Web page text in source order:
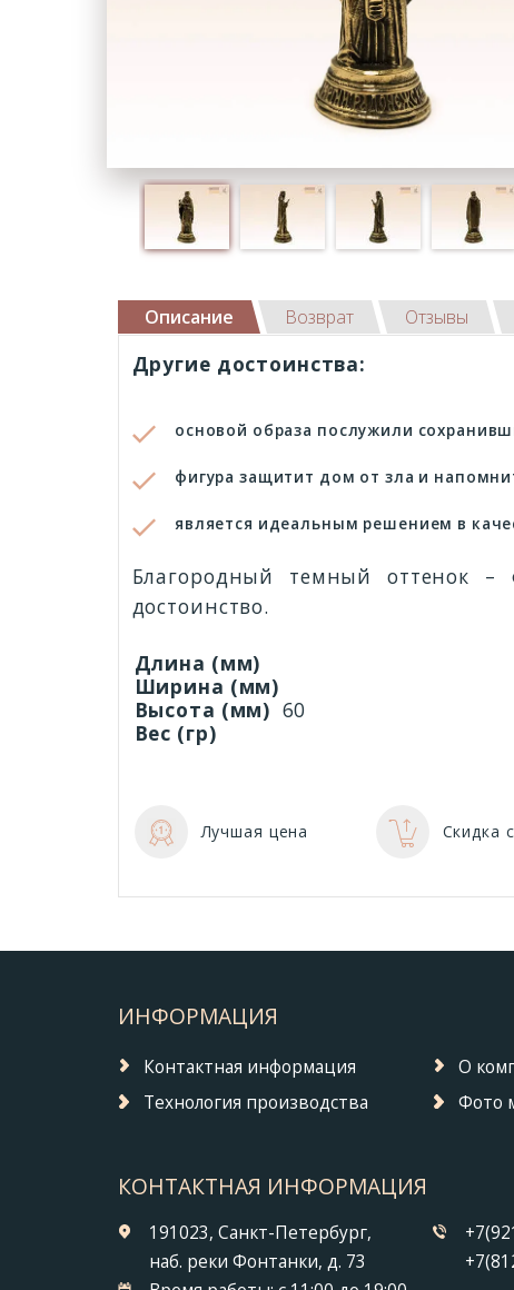
Описание Возврат Отзывы
Другие достоинства:
основой образа послужили
фигура защитит дом от зла и
является идеальным решением в
Благородный темный оттенок –
достоинство.
Длина (мм)
Ширина (мм)
Высота (мм) 60
Вес (гр)
Лучшая цена Скидка
ИНФОРМАЦИЯ
Контактная информация О
Технология производства
Фото
КОНТАКТНАЯ ИНФОРМАЦИЯ
191023, Санкт-Петербург,
наб. реки Фонтанки, д. 73